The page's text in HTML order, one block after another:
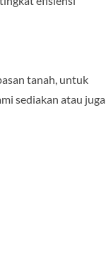
tanah, untuk
sediakan atau juga